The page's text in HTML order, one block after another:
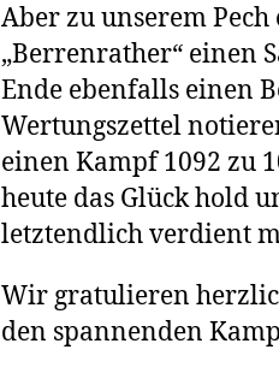
Aber zu unserem
„Berrenrather“ einen
Ende ebenfalls einen
Wertungszettel
einen Kampf 1092 zu
heute das Glück hold
letztendlich verdient
Wir gratulieren
den spannenden